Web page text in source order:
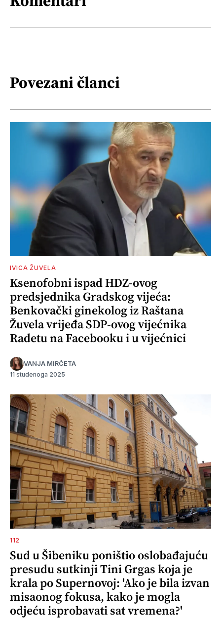
Povezani članci
IVICA ŽUVELA
Ksenofobni ispad HDZ-ovog
predsjednika Gradskog vijeća:
Benkovački ginekolog iz Raštana
Žuvela vrijeđa SDP-ovog vijećnika
Radetu na Facebooku i u vijećnici
VANJA MIRČETA
11 studenoga 2025
112
Sud u Šibeniku poništio oslobađajuću
presudu sutkinji Tini Grgas koja je
krala po Supernovoj: 'Ako je bila izvan
misaonog fokusa, kako je mogla
odjeću isprobavati sat vremena?'